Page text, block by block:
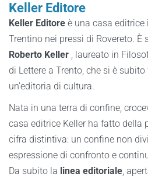
Keller Editore
Keller Editore è una casa editrice
Trentino nei pressi di Rovereto.
Roberto Keller , laureato in
di Lettere a Trento, che si è
un’editoria di cultura.
Nata in una terra di confine,
casa editrice Keller ha fatto della
cifra distintiva: un confine non
espressione di confronto e
Da subito la linea editoriale,